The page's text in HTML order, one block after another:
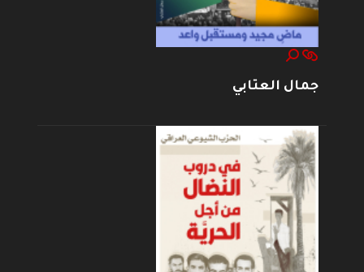
جمال العتابي